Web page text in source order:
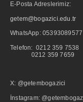
E-Posta Adreslerimiz:
getem@bogazici.edu.tr
WhatsApp: 05393089577
Telefon: 0212 359 7538
0212 359 7659
X: @getembogazici
İnstagram: